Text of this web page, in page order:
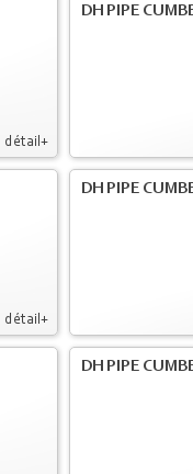
détail+
DH PIPE
détail+
DH PIPE
DH PIPE